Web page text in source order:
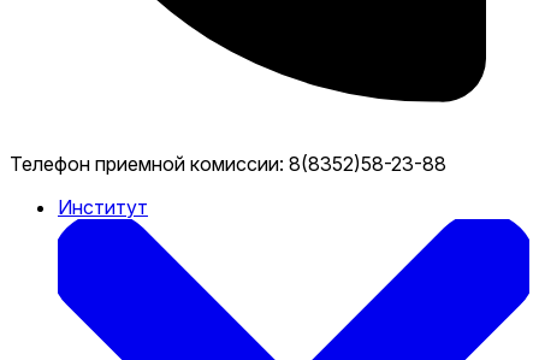
Телефон приемной комиссии: 8(8352)58-23-88
Институт